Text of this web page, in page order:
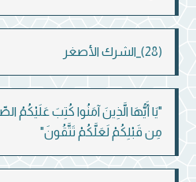
(28)_الشرك الأصغر
"يَا أَيُّهَا الَّذِينَ آمَنُوا كُتِبَ عَلَيْكُمُ
مِن قَبْلِكُمْ لَعَلَّكُمْ تَتَّقُونَ"